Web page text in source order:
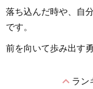
落ち込んだ時や、自
です。
前を向いて歩み出す
expand_lessラン